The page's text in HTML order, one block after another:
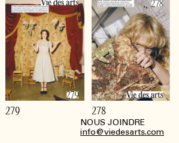
NOUS JOINDRE
info@viedesarts.com
279 278